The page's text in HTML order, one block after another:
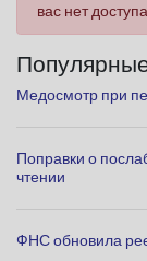
вас нет
Медосмотр при
Поправки о
чтении
ФНС обновила